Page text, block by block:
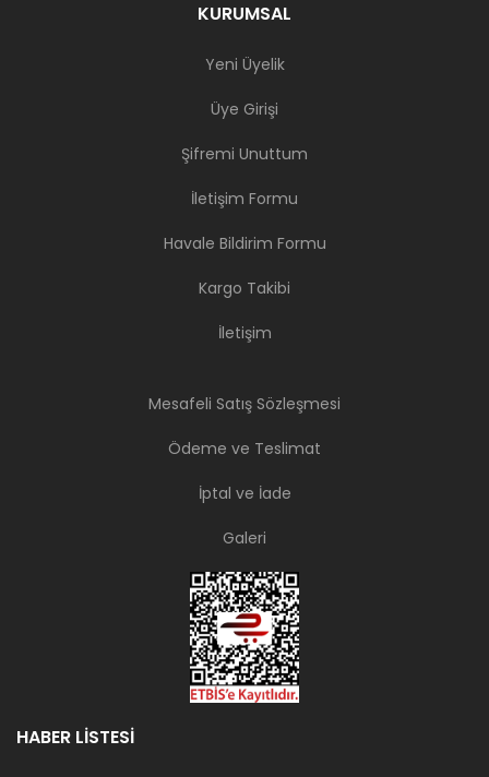
KURUMSAL
Yeni Üyelik
Üye Girişi
Şifremi Unuttum
İletişim Formu
Havale Bildirim Formu
Kargo Takibi
İletişim
Mesafeli Satış Sözleşmesi
Ödeme ve Teslimat
İptal ve İade
Galeri
HABER LİSTESİ